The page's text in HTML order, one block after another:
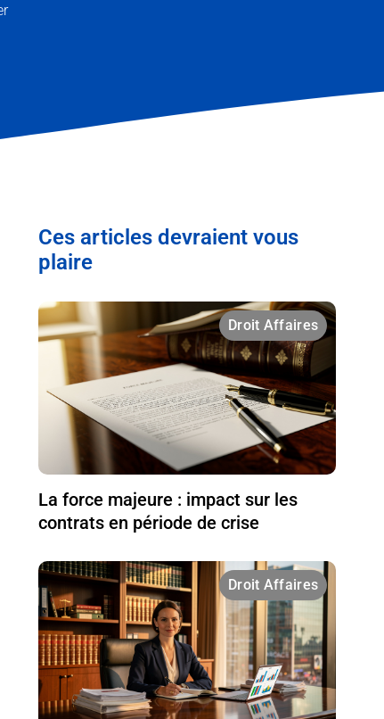
Ces articles devraient vous
plaire
Droit Affaires
La force majeure : impact sur les
contrats en période de crise
Droit Affaires